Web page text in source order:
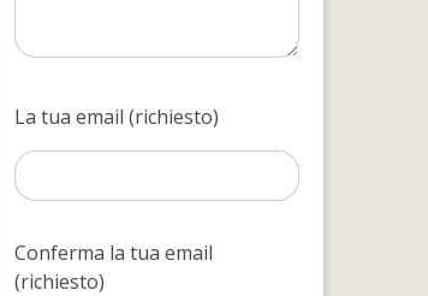
La tua email (richiesto)
Conferma la tua email
(richiesto)